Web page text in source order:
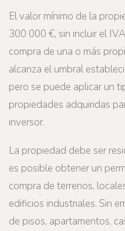
El valor mínimo de la
300 000 €, sin incluir el
compra de una o más
alcanza el umbral
pero se puede aplicar un
propiedades adquiridas
inversor.
La propiedad debe ser
es posible obtener un
compra de terrenos,
edificios industriales. Sin
de pisos, apartamentos,